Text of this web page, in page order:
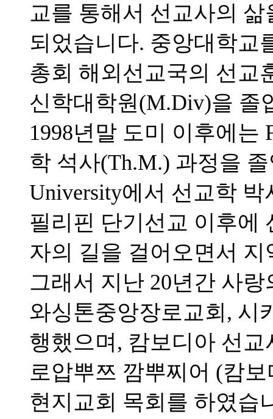
교를 통해서 선교사의
되었습니다. 중앙대학교
총회 해외선교국의 선교
신학대학원(M.Div)을 졸
1998년말 도미 이후에는
학 석사(Th.M.) 과정을
University에서 선교학
필리핀 단기선교 이후에
자의 길을 걸어오면서
그래서 지난 20년간 사
와싱톤중앙장로교회, 시
행했으며, 캄보디아 선
로압뿌쯔 깜뿌찌어 (캄
현지교회 목회를 하였습